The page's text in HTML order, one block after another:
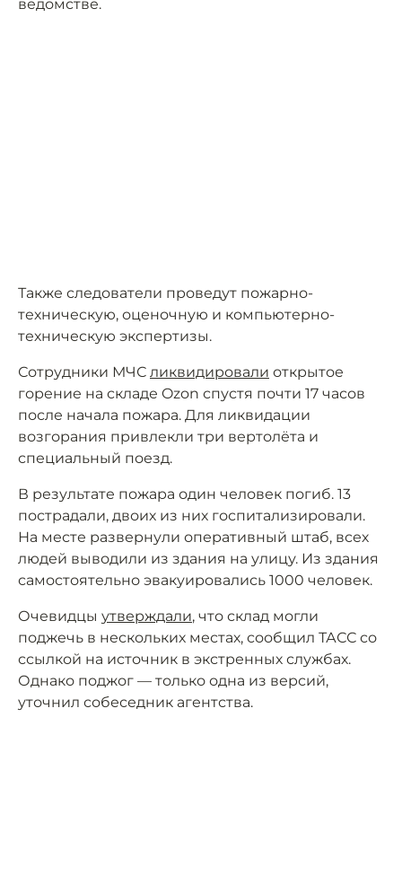
ведомстве.
Также следователи проведут пожарно-
техническую, оценочную и компьютерно-
техническую экспертизы.
Сотрудники МЧС ликвидировали открытое
горение на складе Ozon спустя почти 17 часов
после начала пожара. Для ликвидации
возгорания привлекли три вертолёта и
специальный поезд.
В результате пожара один человек погиб. 13
пострадали, двоих из них госпитализировали.
На месте развернули оперативный штаб, всех
людей выводили из здания на улицу. Из здания
самостоятельно эвакуировались 1000 человек.
Очевидцы утверждали, что склад могли
поджечь в нескольких местах, сообщил ТАСС со
ссылкой на источник в экстренных службах.
Однако поджог — только одна из версий,
уточнил собеседник агентства.